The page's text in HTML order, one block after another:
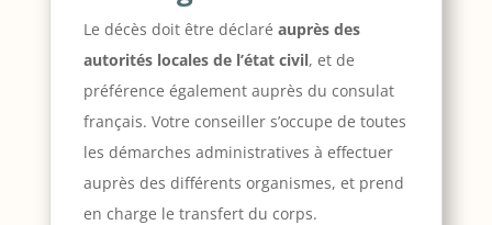
Le décès doit être déclaré auprès des
autorités locales de l’état civil, et de
préférence également auprès du consulat
français. Votre conseiller s’occupe de toutes
les démarches administratives à effectuer
auprès des différents organismes, et prend
en charge le transfert du corps.